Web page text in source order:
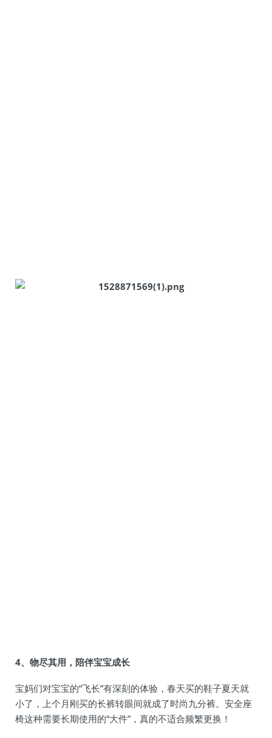
4、物尽其用，陪伴宝宝成长
宝妈们对宝宝的“飞长”有深刻的体验，春天买的鞋子夏天就
小了，上个月刚买的长裤转眼间就成了时尚九分裤。安全座
椅这种需要长期使用的“大件”，真的不适合频繁更换！